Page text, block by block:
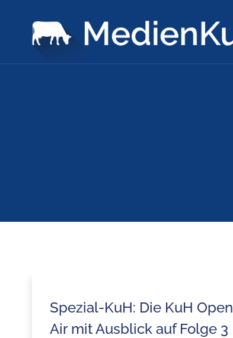
Spezial-KuH: Die KuH Open
Air mit Ausblick auf Folge 3